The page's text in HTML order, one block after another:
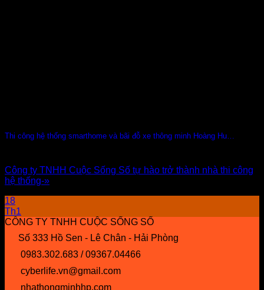
Thi công hệ thống smarthome và bãi đỗ xe thông minh Hoàng Huy Commerce
Công ty TNHH Cuộc Sống Số tự hào trở thành nhà thi công
hệ thống-»
18
Th1
CÔNG TY TNHH CUỘC SỐNG SỐ
Số 333 Hồ Sen - Lê Chân - Hải Phòng
0983.302.683 / 09367.04466
cyberlife.vn@gmail.com
nhathongminhhp.com